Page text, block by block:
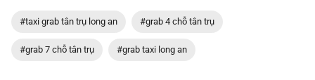
#taxi grab tân trụ long an #grab 4 chỗ tân trụ
#grab 7 chỗ tân trụ #grab taxi long an